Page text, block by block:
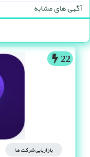
22
بازاریابی شرکت ها
آگهی های مشابه